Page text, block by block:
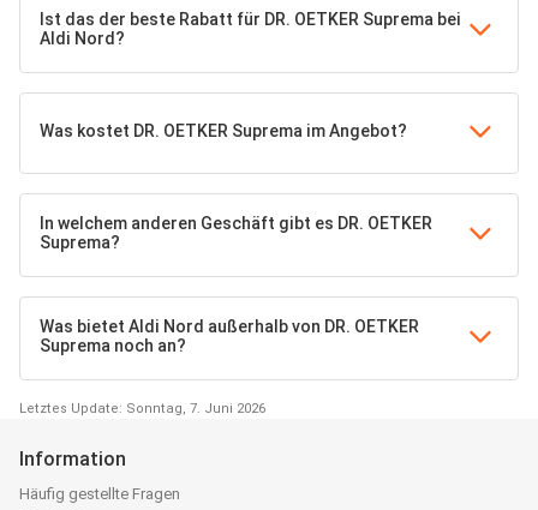
Ist das der beste Rabatt für DR. OETKER Suprema bei
Aldi Nord?
Was kostet DR. OETKER Suprema im Angebot?
In welchem anderen Geschäft gibt es DR. OETKER
Suprema?
Was bietet Aldi Nord außerhalb von DR. OETKER
Suprema noch an?
Letztes Update: Sonntag, 7. Juni 2026
Information
Häufig gestellte Fragen